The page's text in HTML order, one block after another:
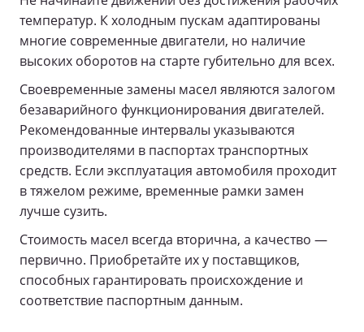
температур. К холодным пускам адаптированы
многие современные двигатели, но наличие
высоких оборотов на старте губительно для всех.
Своевременные замены масел являются залогом
безаварийного функционирования двигателей.
Рекомендованные интервалы указываются
производителями в паспортах транспортных
средств. Если эксплуатация автомобиля проходит
в тяжелом режиме, временные рамки замен
лучше сузить.
Стоимость масел всегда вторична, а качество —
первично. Приобретайте их у поставщиков,
способных гарантировать происхождение и
соответствие паспортным данным.